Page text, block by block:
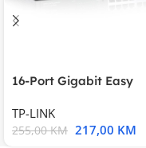
16-Port Gigabit Easy
TP-LINK
255,00KM 217,00 KM